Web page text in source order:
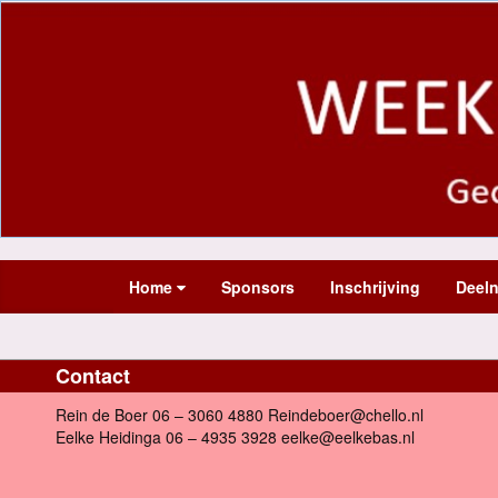
Home Sponsors Inschrijving
Contact
Rein de Boer 06 – 3060 4880 Reindeboer@chello.nl
Eelke Heidinga 06 – 4935 3928 eelke@eelkebas.nl